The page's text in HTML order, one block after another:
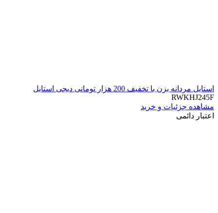
استایل مردانه بزن با تخفیف 200 هزار تومانی دیجی استایل
RWKHJ245F
مشاهده جزئیات و خرید
اعتبار دائمی